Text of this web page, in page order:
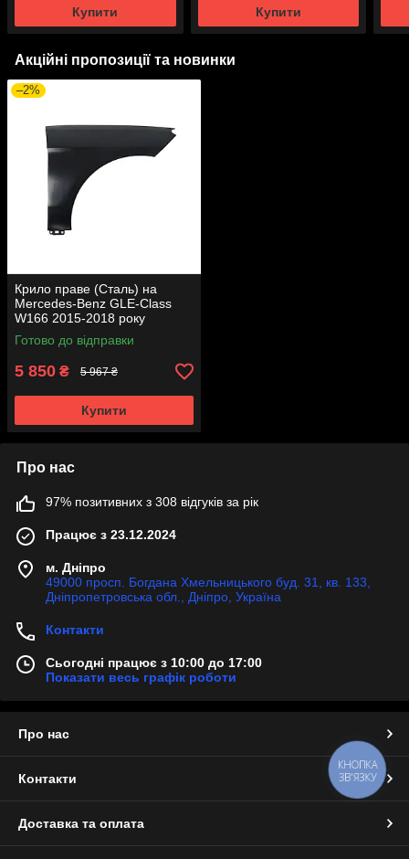
Купити Купити
Акційні пропозиції та новинки
–2%
Крило праве (Сталь) на
Mercedes-Benz GLE-Class
W166 2015-2018 року
Готово до відправки
5 850 ₴ 5 967 ₴
Купити
Про нас
97% позитивних з 308 відгуків за рік
Працює з 23.12.2024
м. Дніпро
49000 просп. Богдана Хмельницького буд. 31, кв. 133,
Дніпропетровська обл., Дніпро, Україна
Контакти
Сьогодні працює з 10:00 до 17:00
Показати весь графік роботи
Про нас
Контакти
Доставка та оплата
КНОПКА
ЗВ'ЯЗКУ